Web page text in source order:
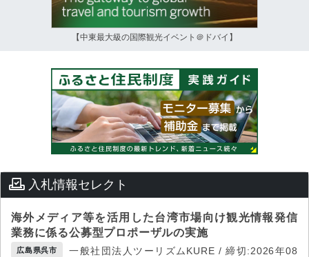
【中東最大級の国際観光イベント＠ドバイ】
入札情報セレクト
海外メディア等を活用した台湾市場向け観光情報発信
業務に係る公募型プロポーザルの実施
広島県呉市
一般社団法人ツーリズムKURE / 締切:2026年08